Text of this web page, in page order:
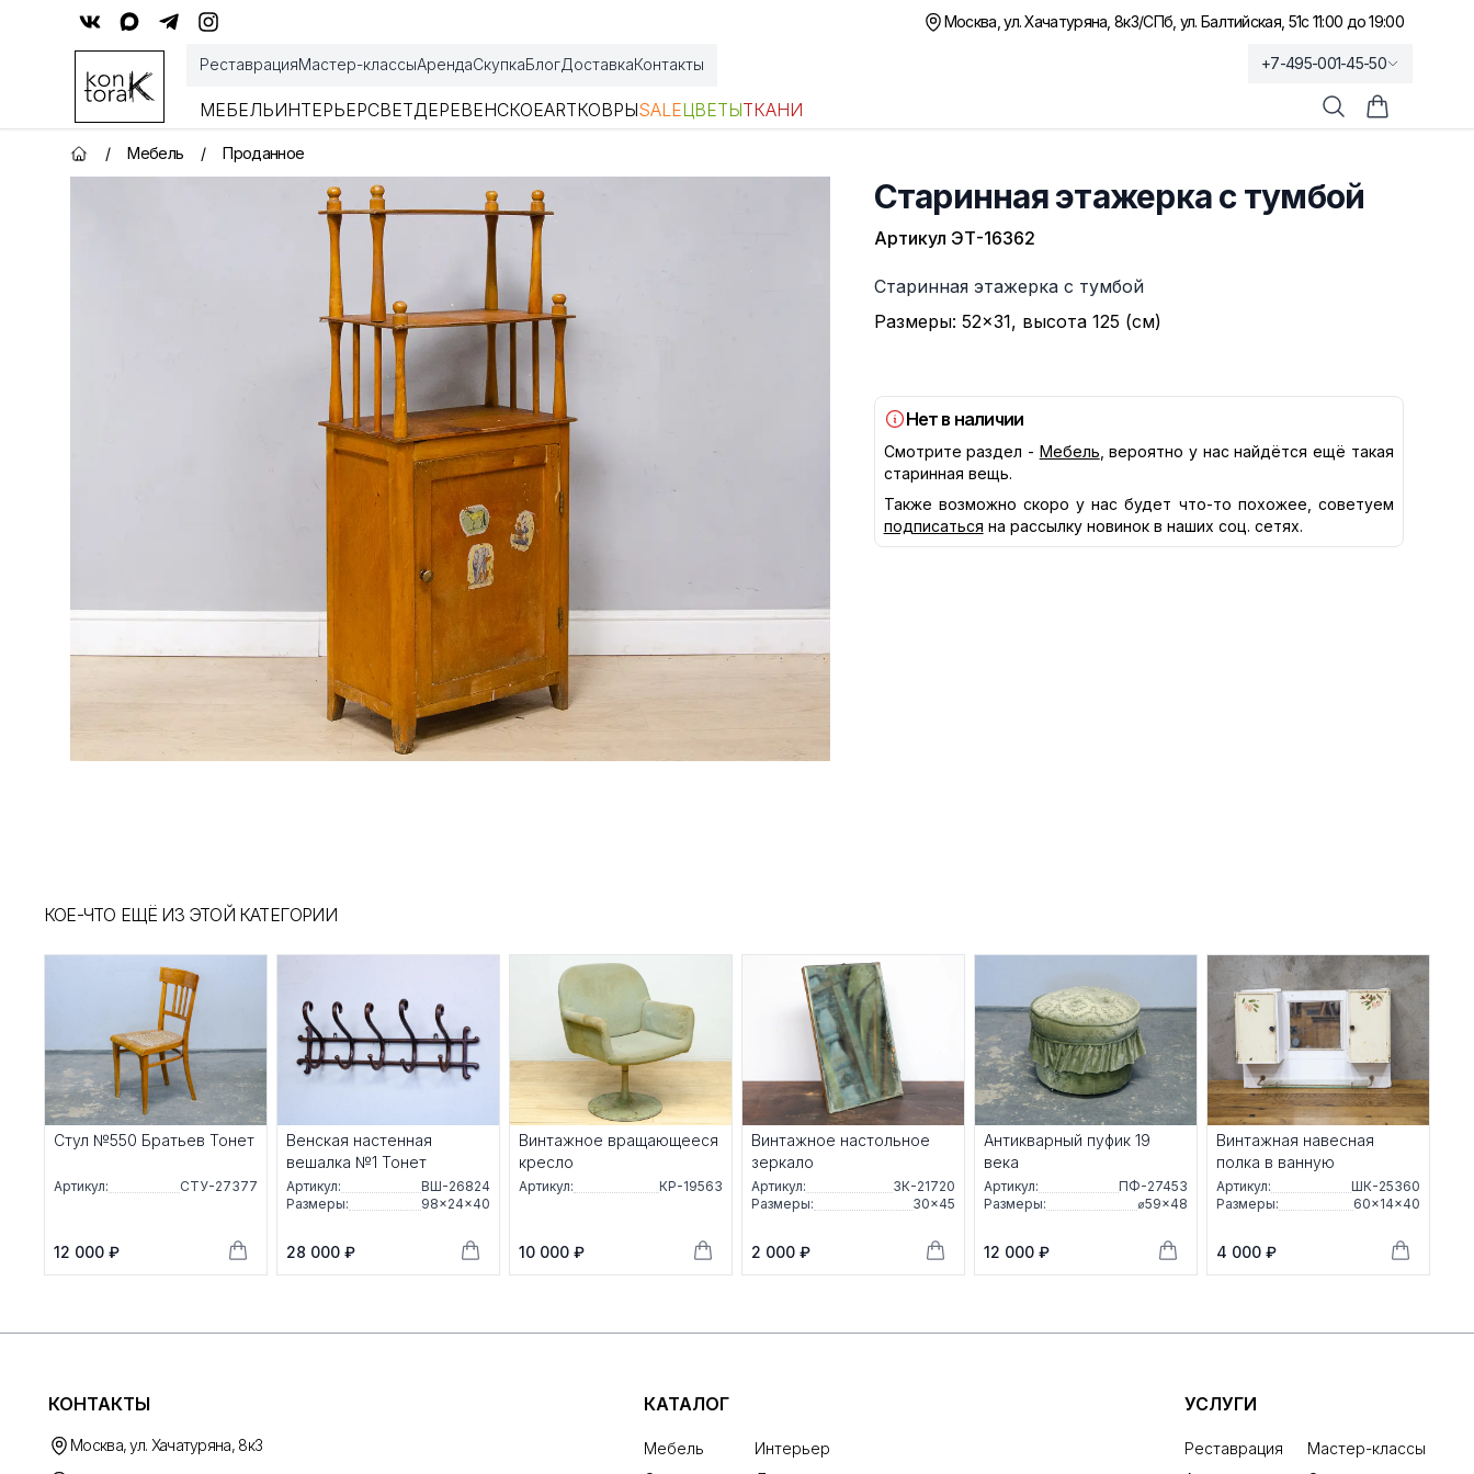
Москва, ул. Хачатуряна, 8к3/СПб, ул. Балтийская, 51с 11:00 до 19:00
РеставрацияМастер-классыАрендаСкупкаБлогДоставкаКонтакты
МЕБЕЛЬИНТЕРЬЕРСВЕТДЕРЕВЕНСКОЕARTКОВРЫSALEЦВЕТЫТКАНИ
+7-495-001-45-50
ПоискКорзина
Главная страница
/ Мебель / Проданное
Старинная этажерка с тумбой
Артикул ЭТ-16362
Описание
Старинная этажерка с тумбой
Размеры: 52×31, высота 125 (см)
Нет в наличии
Смотрите раздел - Мебель , вероятно у нас найдётся ещё такая
старинная вещь.
Также возможно скоро у нас будет что-то похожее, советуем
подписаться на рассылку новинок в наших соц. сетях.
КОЕ-ЧТО ЕЩЁ ИЗ ЭТОЙ КАТЕГОРИИ
Стул №550 Братьев Тонет
Артикул: СТУ-27377
12 000 ₽
Венская настенная
вешалка №1 Тонет
Артикул:
ВШ-26824
Размеры:
98×24×40
28 000 ₽
Винтажное вращающееся
кресло
Артикул: КР-19563
10 000 ₽
Винтажное настольное
зеркало
Артикул:
ЗК-21720
Размеры:
30×45
2 000 ₽
Антикварный пуфик 19
века
Артикул:
ПФ-27453
Размеры:
⌀59×48
12 000 ₽
Винтажная навесная
полка в ванную
Артикул:
ШК-25360
Размеры:
60×14×40
4 000 ₽
КОНТАКТЫ
Москва, ул. Хачатуряна, 8к3
КАТАЛОГ
Мебель
Интерьер
УСЛУГИ
Реставрация
Мастер-классы